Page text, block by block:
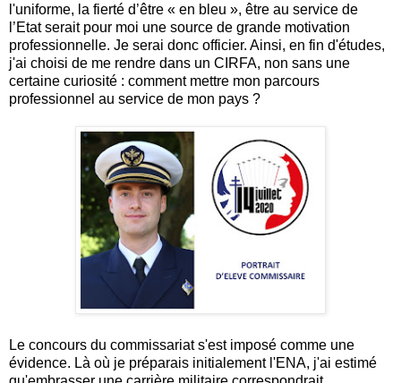
l'uniforme, la fierté d’être « en bleu », être au service de
l’Etat serait pour moi une source de grande motivation
professionnelle. Je serai donc officier. Ainsi, en fin d'études,
j'ai choisi de me rendre dans un CIRFA, non sans une
certaine curiosité : comment mettre mon parcours
professionnel au service de mon pays ?
Le concours du commissariat s'est imposé comme une
évidence. Là où je préparais initialement l'ENA, j'ai estimé